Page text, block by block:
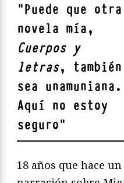
"Puede que otra
novela mía,
Cuerpos y
letras, también
sea unamuniana.
Aquí no estoy
seguro"
18 años que hace